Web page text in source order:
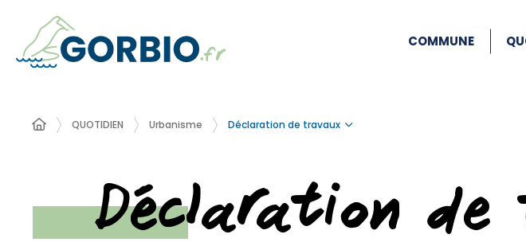
COMMUNE
QUOTIDIEN Urbanisme Déclaration de travaux
Déclaration de